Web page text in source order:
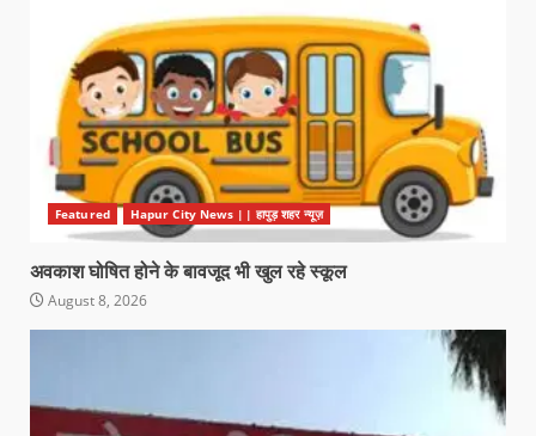
Featured Hapur City News || हापुड़ शहर न्यूज़
अवकाश घोषित होने के बावजूद भी खुल रहे स्कूल
August 8, 2026